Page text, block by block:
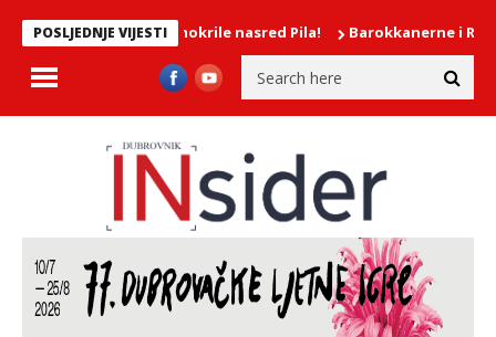
POSLJEDNJE VIJESTI
Dvije djevojke mokrile nasred Pila! Barokkanerne i